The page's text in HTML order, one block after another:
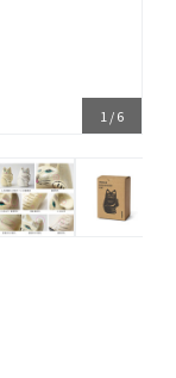
1 /6